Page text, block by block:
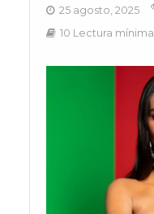
25 agosto, 2025
10 Lectura mínima